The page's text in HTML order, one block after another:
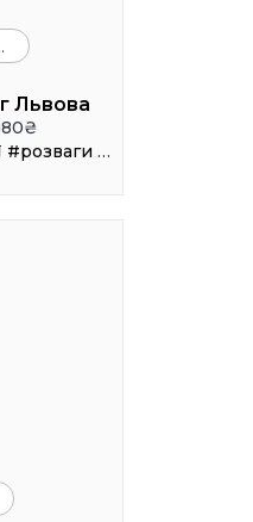
Львова
#розваги #клуби